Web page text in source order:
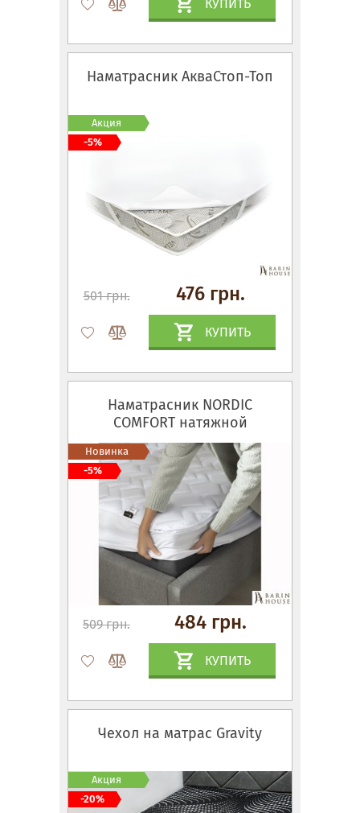
КУПИТЬ
Наматрасник АкваСтоп-Топ
501 грн. 476 грн.
КУПИТЬ
Акция
-5%
Наматрасник NORDIC
СOMFORT натяжной
509 грн. 484 грн.
КУПИТЬ
Новинка
-5%
Чехол на матрас Gravity
Акция
-20%